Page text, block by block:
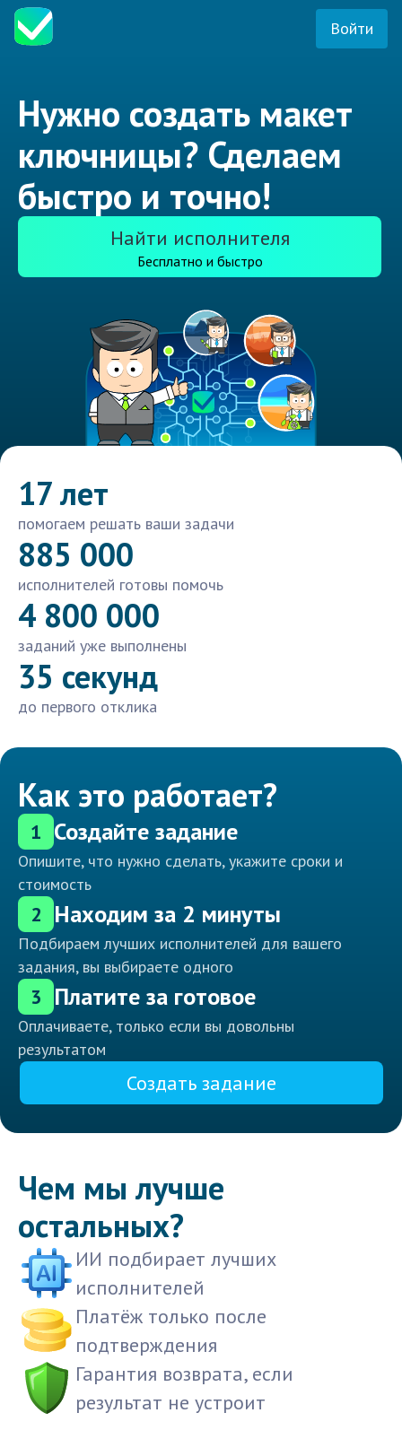
Войти
Нужно создать макет
ключницы? Сделаем
быстро и точно!
Найти исполнителя
Бесплатно и быстро
17 лет
помогаем решать ваши задачи
885 000
исполнителей готовы помочь
4 800 000
заданий уже выполнены
35 секунд
до первого отклика
Как это работает?
1 Создайте задание
Опишите, что нужно сделать, укажите сроки и
стоимость
2 Находим за 2 минуты
Подбираем лучших исполнителей для вашего
задания, вы выбираете одного
3 Платите за готовое
Оплачиваете, только если вы довольны
результатом
Создать задание
Чем мы лучше
остальных?
ИИ подбирает лучших
исполнителей
Платёж только после
подтверждения
Гарантия возврата, если
результат не устроит